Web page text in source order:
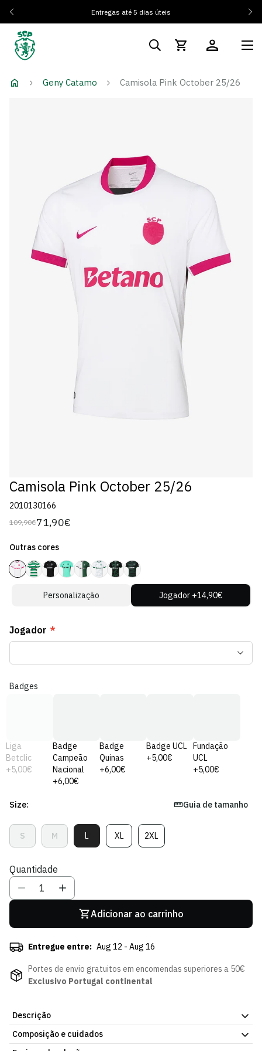
Entregas até 5 dias úteis
Geny Catamo Camisola Pink October 25/26
Camisola Pink October 25/26
2010130166
Preço
109,90€
Preço
venda
71,90€
Outras cores
Personalização Jogador +14,90€
Jogador *
Badges
Liga
Betclic
+5,00€
Badge
Campeão
Nacional
+6,00€
Badge
Quinas
+6,00€
Badge UCL
+5,00€
Fundação
UCL
+5,00€
Size: Guia de tamanho
SVariante
Esgotada
Indisponível
MVariante
Esgotada
Indisponível
LVariante
Esgotada
XLVariante
Esgotada
2XLVariante
Esgotada
Quantidade
Adicionar ao carrinho
Entregue entre: Aug 12 - Aug 16
Portes de envio gratuitos em encomendas superiores a 50€
Exclusivo Portugal continental
Descrição
Camisola Pink October 25/26, em tecido leve para uso diário.
Acabamento pensado para resistir à lavagem frequente. Já
Composição e cuidados